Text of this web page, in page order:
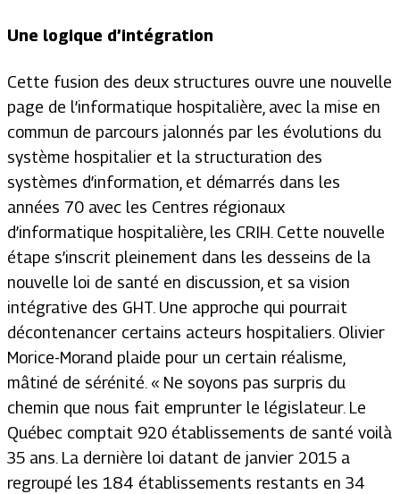
Une logique d’intégration
Cette fusion des deux structures ouvre une nouvelle
page de l’informatique hospitalière, avec la mise en
commun de parcours jalonnés par les évolutions du
système hospitalier et la structuration des
systèmes d’information, et démarrés dans les
années 70 avec les Centres régionaux
d’informatique hospitalière, les CRIH. Cette nouvelle
étape s’inscrit pleinement dans les desseins de la
nouvelle loi de santé en discussion, et sa vision
intégrative des GHT. Une approche qui pourrait
décontenancer certains acteurs hospitaliers. Olivier
Morice-Morand plaide pour un certain réalisme,
mâtiné de sérénité. « Ne soyons pas surpris du
chemin que nous fait emprunter le législateur. Le
Québec comptait 920 établissements de santé voilà
35 ans. La dernière loi datant de janvier 2015 a
regroupé les 184 établissements restants en 34